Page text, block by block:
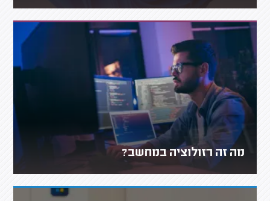
מה זה רזולוציה במחשב?